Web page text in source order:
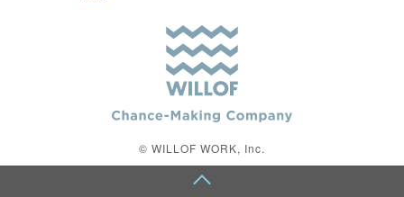
© WILLOF WORK, Inc.